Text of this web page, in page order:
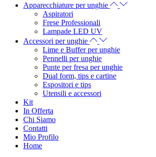
Apparecchiature per unghie
Aspiratori
Frese Professionali
Lampade LED UV
Accessori per unghie
Lime e Buffer per unghie
Pennelli per unghie
Punte per fresa per unghie
Dual form, tips e cartine
Espositori e tips
Utensili e accessori
Kit
In Offerta
Chi Siamo
Contatti
Mio Profilo
Home